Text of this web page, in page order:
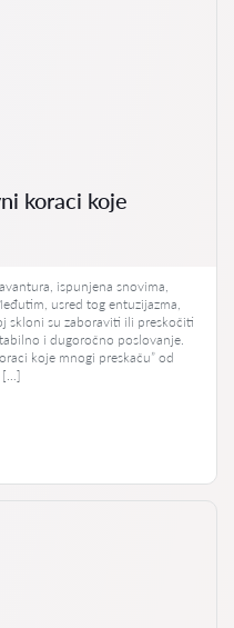
koraci koje
ispunjena snovima,
usred tog entuzijazma,
skloni su zaboraviti ili preskočiti
i dugoročno poslovanje.
koje mnogi preskaču” od
[…]